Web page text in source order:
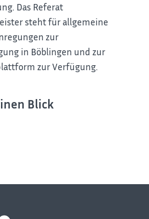
Das Referat
steht für allgemeine
zur
in Böblingen und zur
zur Verfügung.
Blick